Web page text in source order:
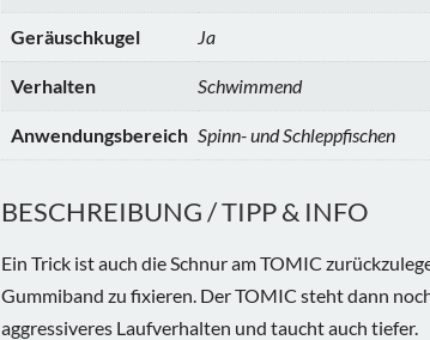
Geräuschkugel Ja
Verhalten Schwimmend
Anwendungsbereich Spinn- und Schleppfischen
BESCHREIBUNG / TIPP & INFO
Ein Trick ist auch die Schnur am TOMIC
Gummiband zu fixieren. Der TOMIC steht dann
aggressiveres Laufverhalten und taucht auch tiefer.